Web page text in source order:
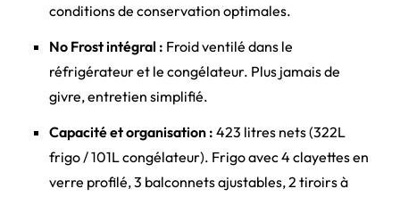
conditions de conservation optimales.
No Frost intégral : Froid ventilé dans le
réfrigérateur et le congélateur. Plus jamais de
givre, entretien simplifié.
Capacité et organisation : 423 litres nets (322L
frigo / 101L congélateur). Frigo avec 4 clayettes en
verre profilé, 3 balconnets ajustables, 2 tiroirs à